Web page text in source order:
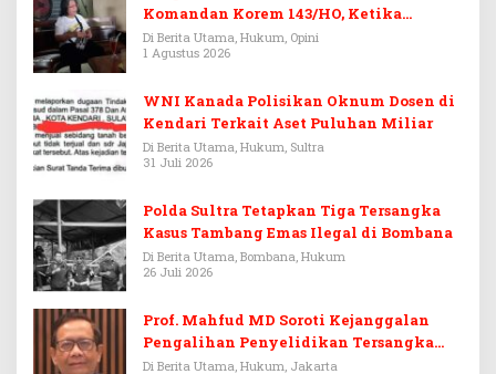
Komandan Korem 143/HO, Ketika
Warisan Menjadi Arena Pemerasan
Di Berita Utama, Hukum, Opini
1 Agustus 2026
WNI Kanada Polisikan Oknum Dosen di
Kendari Terkait Aset Puluhan Miliar
Di Berita Utama, Hukum, Sultra
31 Juli 2026
Polda Sultra Tetapkan Tiga Tersangka
Kasus Tambang Emas Ilegal di Bombana
Di Berita Utama, Bombana, Hukum
26 Juli 2026
Prof. Mahfud MD Soroti Kejanggalan
Pengalihan Penyelidikan Tersangka
Febrie Adriansyah
Di Berita Utama, Hukum, Jakarta